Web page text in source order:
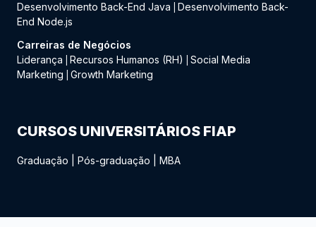
Desenvolvimento Back-End Java
Desenvolvimento Back-
End Node.js
Carreiras de Negócios
Liderança
Recursos Humanos (RH)
Social Media
Marketing
Growth Marketing
CURSOS UNIVERSITÁRIOS FIAP
Graduação Pós-graduação MBA